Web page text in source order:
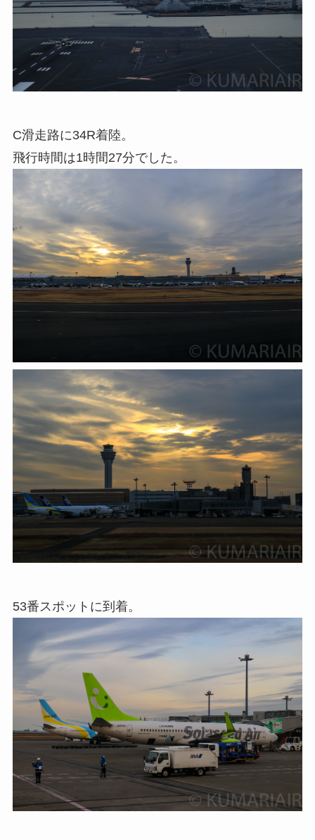
C滑走路に34R着陸。
飛行時間は1時間27分でした。
53番スポットに到着。